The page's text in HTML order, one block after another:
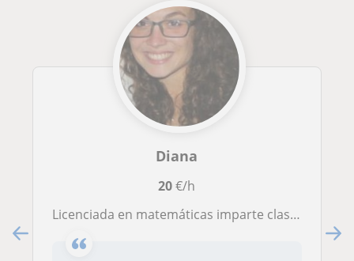
Diana
20€/h
licenciada en matemáticas imparte clases particulares